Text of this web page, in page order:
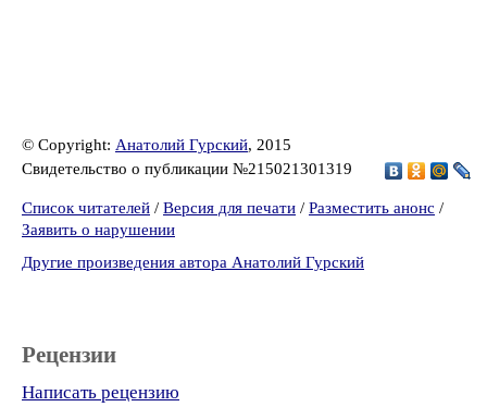
© Copyright: Анатолий Гурский, 2015
Свидетельство о публикации №215021301319
Список читателей / Версия для печати / Разместить анонс /
Заявить о нарушении
Другие произведения автора Анатолий Гурский
Рецензии
Написать рецензию